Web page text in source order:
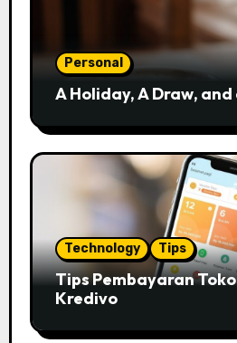
Personal
A Holiday, A Draw,
Technology Tips
Tips Pembayaran
Kredivo